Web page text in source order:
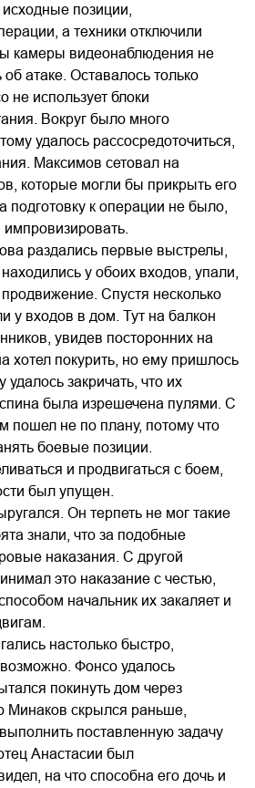
позиции,
а техники отключили
камеры видеонаблюдения не
атаке. Оставалось только
не использует блоки
Вокруг было много
удалось рассосредоточиться,
Максимов сетовал на
которые могли бы прикрыть его
подготовку к операции не было,
раздались первые выстрелы,
у обоих входов, упали,
Спустя несколько
у входов в дом. Тут на балкон
увидев посторонних на
хотел покурить, но ему пришлось
удалось закричать, что их
спина была изрешечена пулями. С
пошел не по плану, потому что
боевые позиции.
и продвигаться с боем,
был упущен.
Он терпеть не мог такие
знали, что за подобные
наказания. С другой
это наказание с честью,
начальник их закаляет и
настолько быстро,
Фонсо удалось
покинуть дом через
Минаков скрылся раньше,
поставленную задачу
Анастасии был
на что способна его дочь и